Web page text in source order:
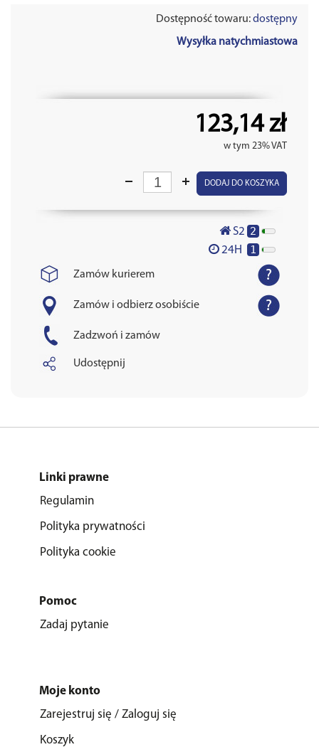
Dostępność towaru:dostępny
Wysyłka natychmiastowa
123,14 zł
w tym 23% VAT
DODAJ DO KOSZYKA
S2 2
24H 1
Zamów kurierem
Zamów i odbierz osobiście
Zadzwoń i zamów
Udostępnij
Linki prawne
Regulamin
Polityka prywatności
Polityka cookie
Pomoc
Zadaj pytanie
Moje konto
Zarejestruj się / Zaloguj się
Koszyk